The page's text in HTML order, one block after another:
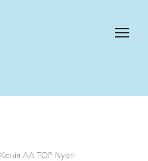
Кенія АА TOP Nyeri